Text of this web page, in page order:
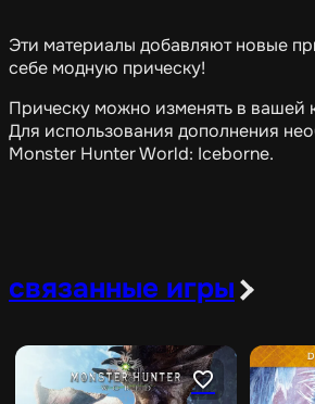
Эти материалы добавляют новые
себе модную прическу!
Прическу можно изменять в вашей
Для использования дополнения
Monster Hunter World: Iceborne.
связанные игры